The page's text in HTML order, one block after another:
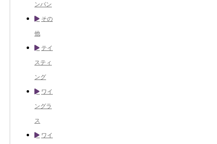
ンパン
その
他
テイ
スティ
ング
ワイ
ングラ
ス
ワイ